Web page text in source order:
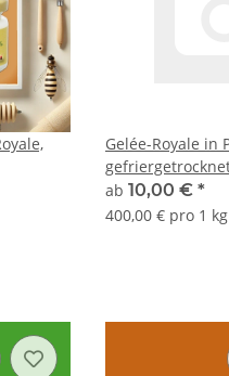
Gelée-Royale in
ab 10,00 € *
400,00 € pro 1 kg